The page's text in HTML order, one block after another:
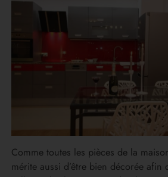
Comme toutes les pièces de la
mérite aussi d’être bien décorée afin